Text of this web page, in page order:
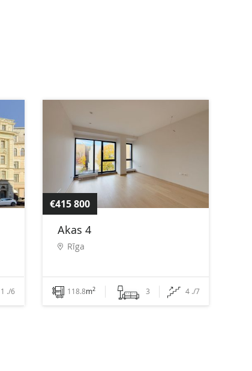
1 ./6
€415 800
Akas 4
Rīga
118.8m2 3 4 ./7